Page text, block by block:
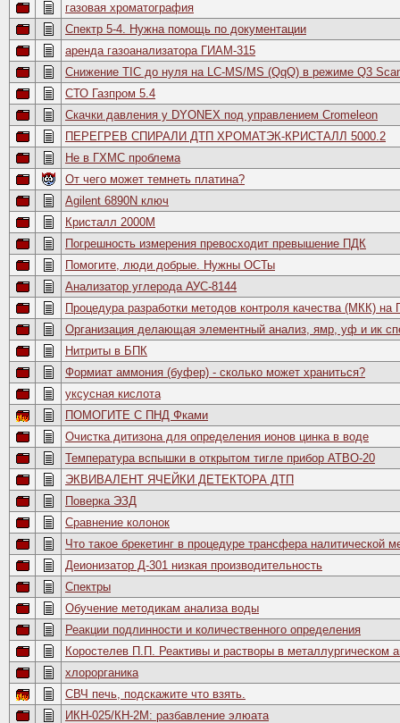
газовая хроматография
Спектр 5-4. Нужна помощь по документации
аренда газоанализатора ГИАМ-315
Снижение TIC до нуля на LC-MS/MS (QqQ) в режиме Q3
СТО Газпром 5.4
Скачки давления у DYONEX под управлением Cromeleon
ПЕРЕГРЕВ СПИРАЛИ ДТП ХРОМАТЭК-КРИСТАЛЛ 5000.2
He в ГХМС проблема
От чего может темнеть платина?
Agilent 6890N ключ
Кристалл 2000М
Погрешность измерения превосходит превышение ПДК
Помогите, люди добрые. Нужны ОСТы
Анализатор углерода АУС-8144
Процедура разработки методов контроля качества (МКК) на
Организация делающая элементный анализ, ямр, уф и ик
Нитриты в БПК
Формиат аммония (буфер) - сколько может храниться?
уксусная кислота
ПОМОГИТЕ С ПНД Фками
Очистка дитизона для определения ионов цинка в воде
Температура вспышки в открытом тигле прибор АТВО-20
ЭКВИВАЛЕНТ ЯЧЕЙКИ ДЕТЕКТОРА ДТП
Поверка ЭЗД
Сравнение колонок
Что такое брекетинг в процедуре трансфера налитической
Деионизатор Д-301 низкая производительность
Спектры
Обучение методикам анализа воды
Реакции подлинности и количественного определения
Коростелев П.П. Реактивы и растворы в металлургическом
хлорорганика
СВЧ печь, подскажите что взять.
ИКН-025/КН-2М: разбавление элюата